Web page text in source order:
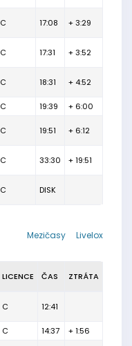
C 17:08 + 3:29
C 17:31 + 3:52
C 18:31 + 4:52
C 19:39 + 6:00
C 19:51 + 6:12
C 33:30 + 19:51
C DISK
Livelox
Mezičasy
LICENCE ČAS ZTRÁTA
C 12:41
C 14:37
+ 1:56